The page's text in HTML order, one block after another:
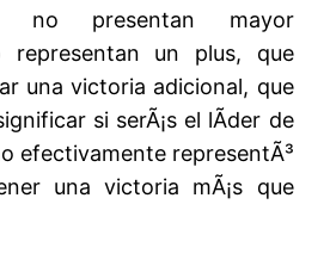
no presentan mayor
representan un plus, que
una victoria adicional, que
si serÃ¡s el lÃ­der de
efectivamente representÃ³
una victoria mÃ¡s que